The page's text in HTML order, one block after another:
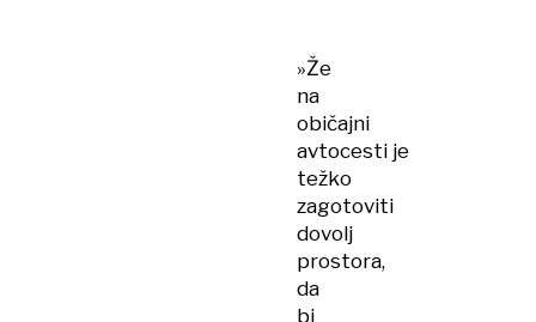
»Že
na
običajni
avtocesti je
težko
zagotoviti
dovolj
prostora,
da
bi